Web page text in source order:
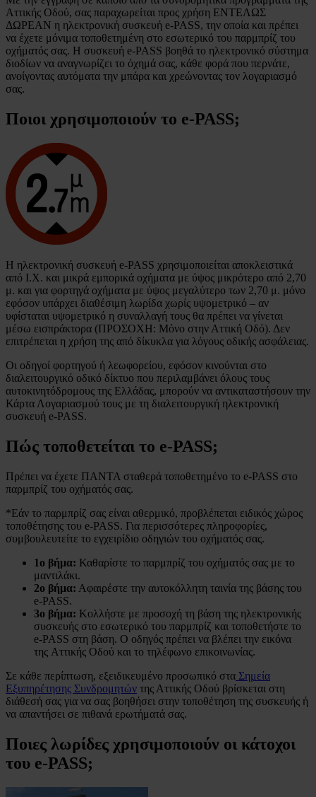
Αττικής Οδού, σας παραχωρείται προς χρήση ΕΝΤΕΛΩΣ
ΔΩΡΕΑΝ η ηλεκτρονική συσκευή e-PASS, την οποία και πρέπει
να έχετε μόνιμα τοποθετημένη στο εσωτερικό του παρμπρίζ του
οχήματός σας. Η συσκευή e-PASS βοηθά το ηλεκτρονικό σύστημα
διοδίων να αναγνωρίζει το όχημά σας, κάθε φορά που περνάτε,
ανοίγοντας αυτόματα την μπάρα και χρεώνοντας τον λογαριασμό
σας.
Ποιοι χρησιμοποιούν το e-PASS;
Η ηλεκτρονική συσκευή e-PASS χρησιμοποιείται αποκλειστικά
από Ι.Χ. και μικρά εμπορικά οχήματα με ύψος μικρότερο από 2,70
μ. και για φορτηγά οχήματα με ύψος μεγαλύτερο των 2,70 μ. μόνο
εφόσον υπάρχει διαθέσιμη λωρίδα χωρίς υψομετρικό – αν
υφίσταται υψομετρικό η συναλλαγή τους θα πρέπει να γίνεται
μέσω εισπράκτορα (ΠΡΟΣΟΧΗ: Μόνο στην Αττική Οδό). Δεν
επιτρέπεται η χρήση της από δίκυκλα για λόγους οδικής ασφάλειας.
Οι οδηγοί φορτηγού ή λεωφορείου, εφόσον κινούνται στο
διαλειτουργικό οδικό δίκτυο που περιλαμβάνει όλους τους
αυτοκινητόδρομους της Ελλάδας, μπορούν να αντικαταστήσουν την
Κάρτα Λογαριασμού τους με τη διαλειτουργική ηλεκτρονική
συσκευή e-PASS.
Πώς τοποθετείται το e-PASS;
Πρέπει να έχετε ΠΑΝΤΑ σταθερά τοποθετημένο το e-PASS στο
παρμπρίζ του οχήματός σας.
*Εάν το παρμπρίζ σας είναι αθερμικό, προβλέπεται ειδικός χώρος
τοποθέτησης του e-PASS. Για περισσότερες πληροφορίες,
συμβουλευτείτε το εγχειρίδιο οδηγιών του οχήματός σας.
1ο βήμα: Καθαρίστε το παρμπρίζ του οχήματός σας με το
μαντιλάκι.
2ο βήμα: Αφαιρέστε την αυτοκόλλητη ταινία της βάσης του
e-PASS.
3ο βήμα: Κολλήστε με προσοχή τη βάση της ηλεκτρονικής
συσκευής στο εσωτερικό του παρμπρίζ και τοποθετήστε το
e-PASS στη βάση. Ο οδηγός πρέπει να βλέπει την εικόνα
της Αττικής Οδού και το τηλέφωνο επικοινωνίας.
Σε κάθε περίπτωση, εξειδικευμένο προσωπικό στα Σημεία
Εξυπηρέτησης Συνδρομητών της Αττικής Οδού βρίσκεται στη
διάθεσή σας για να σας βοηθήσει στην τοποθέτηση της συσκευής ή
να απαντήσει σε πιθανά ερωτήματά σας.
Ποιες λωρίδες χρησιμοποιούν οι κάτοχοι
του e-PASS;